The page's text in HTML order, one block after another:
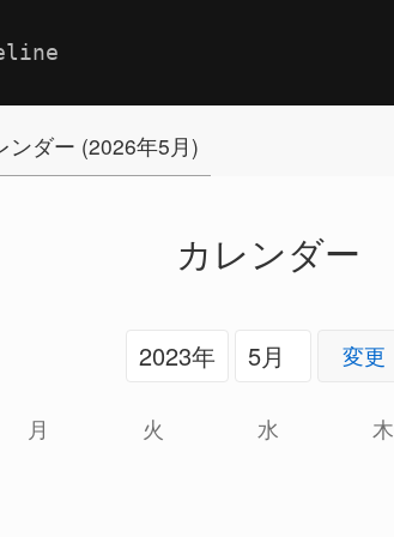
ンダー (2026年5月)
カレンダー
変更
月 火 水 木